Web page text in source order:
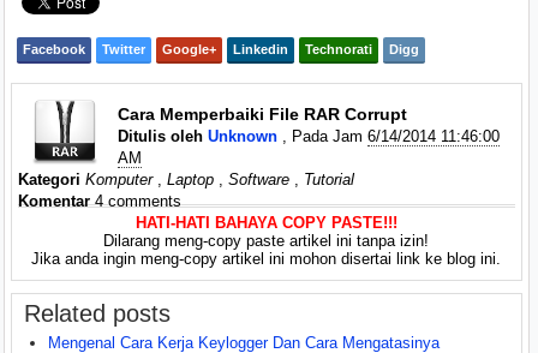
Facebook Twitter Google+ Linkedin Technorati Digg
Cara Memperbaiki File RAR Corrupt
Ditulis oleh Unknown, Pada Jam 6/14/2014 11:46:00
AM
Kategori Komputer, Laptop , Software , Tutorial
Komentar4 comments
HATI-HATI BAHAYA COPY PASTE!!!
Dilarang meng-copy paste artikel ini tanpa izin!
Jika anda ingin meng-copy artikel ini mohon disertai link ke blog ini.
Related posts
Mengenal Cara Kerja Keylogger Dan Cara Mengatasinya